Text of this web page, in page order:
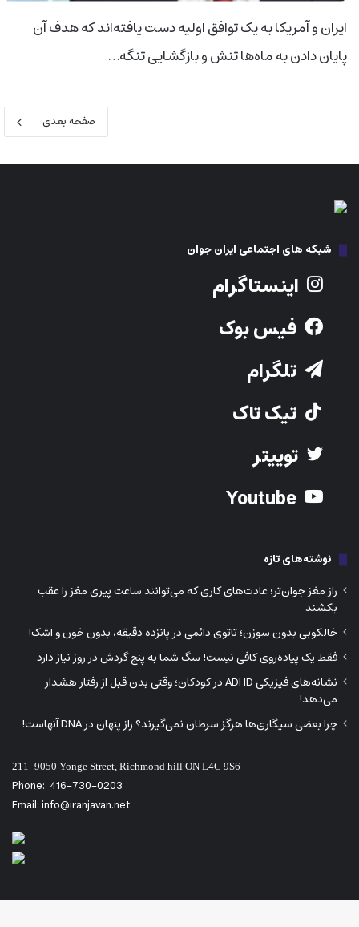
ایران و آمریکا به یک توافق اولیه دست یافته‌اند که هدف آن
پایان دادن به ماه‌ها تنش و بازگشایی تنگه…
صفحه بعدی
شبکه های اجتماعی ایران جوان
اینستاگرام
فیس بوک
تلگرام
تیک تاک
توییتر
نوشته‌های تازه
راز مغز جوان‌تر؛ عادت‌های کاری که می‌توانند ساعت پیری مغز را عقب
بکشند
خالکوبی بدون سوزن؛ تاتوی دائمی در پانزده دقیقه، بدون خون و اشک!
فقط یک پیاده‌روی کافی نیست! سگ شما به پنج گردش در روز نیاز دارد
نشانه‌های فیزیکی ADHD در کودکان؛ وقتی بدن قبل از رفتار هشدار
می‌دهد!
چرا بعضی سیگاری‌ها هرگز سرطان نمی‌گیرند؟ راز پنهان در DNA آنهاست!
211- 9050 Yonge Street, Richmond hill ON L4C 9S6
Phone: 416-730-0203
Email: info@iranjavan.net